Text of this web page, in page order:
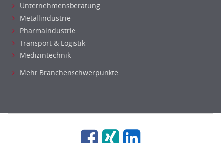
Energie und Umwelttechnik
Entwicklung
Fahrzeugtechnik
Unternehmensberatung
Metallindustrie
Pharmaindustrie
Transport & Logistik
Medizintechnik
Mehr Branchenschwerpunkte